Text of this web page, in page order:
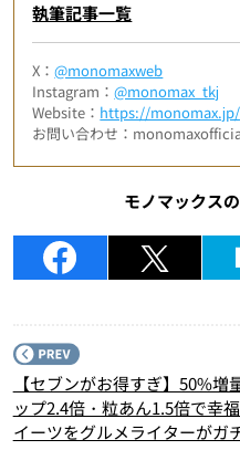
執筆記事一覧
X：@monomaxweb
Instagram：@monomax_tkj
Website： https://monomax.jp/
お問い合わせ：
モノマックス
【セブンがお得すぎ】50%
ップ2.4倍・粒あん1.5倍で幸
イーツをグルメライターがガ